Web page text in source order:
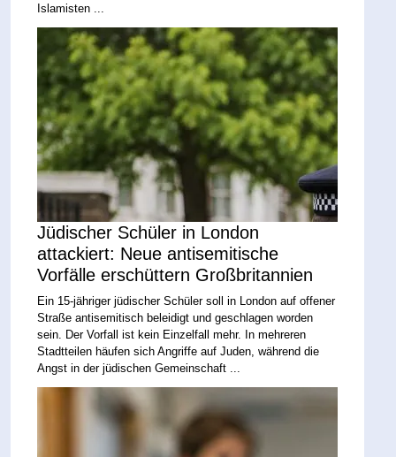
Islamisten ...
Jüdischer Schüler in London
attackiert: Neue antisemitische
Vorfälle erschüttern Großbritannien
Ein 15-jähriger jüdischer Schüler soll in London auf offener
Straße antisemitisch beleidigt und geschlagen worden
sein. Der Vorfall ist kein Einzelfall mehr. In mehreren
Stadtteilen häufen sich Angriffe auf Juden, während die
Angst in der jüdischen Gemeinschaft ...